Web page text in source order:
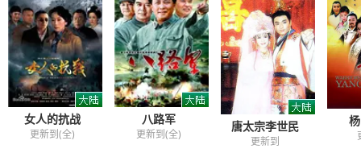
女人的抗战
更新到(全)
八路军
更新到(全)
唐太宗李世民
更新到